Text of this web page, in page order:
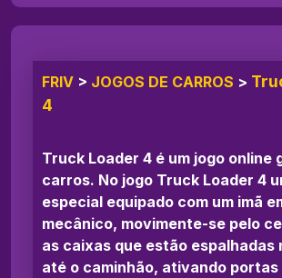
FRIV > JOGOS DE CARROS >
4
Truck Loader 4 é um jogo online
carros. No jogo Truck Loader 4
especial equipado com um imã
mecânico, movimente-se pelo
as caixas que estão espalhadas
até o caminhão, ativando portas